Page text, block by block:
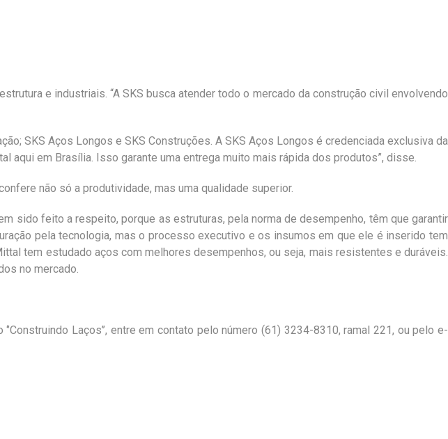
e industriais. “A SKS busca atender todo o mercado da construção civil envolvendo
SKS Aços Longos e SKS Construções. A SKS Aços Longos é credenciada exclusiva da
aqui em Brasília. Isso garante uma entrega muito mais rápida dos produtos”, disse.
não só a produtividade, mas uma qualidade superior.
sido feito a respeito, porque as estruturas, pela norma de desempenho, têm que garantir
pela tecnologia, mas o processo executivo e os insumos em que ele é inserido tem
tem estudado aços com melhores desempenhos, ou seja, mais resistentes e duráveis.
no mercado.
Laços’’, entre em contato pelo número (61) 3234-8310, ramal 221, ou pelo e-